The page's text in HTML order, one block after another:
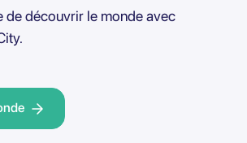
de découvrir le monde avec